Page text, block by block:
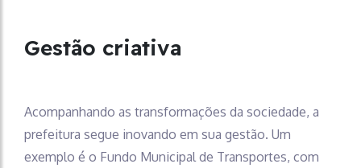
Gestão criativa
Acompanhando as transformações da sociedade, a
prefeitura segue inovando em sua gestão. Um
exemplo é o Fundo Municipal de Transportes, com